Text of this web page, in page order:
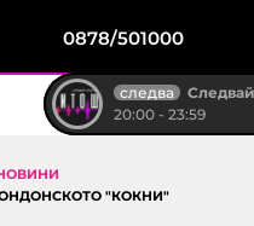
0878/501000
следва
Следвай
20:00 - 23:59
"КОКНИ"